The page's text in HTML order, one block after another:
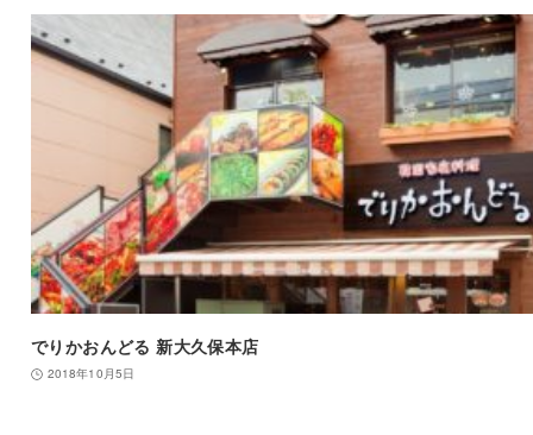
でりかおんどる 新大久保本店
2018年10月5日